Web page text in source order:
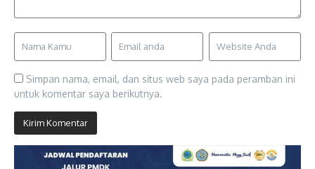
Simpan nama, email, dan situs web saya pada peramban ini
untuk komentar saya berikutnya.